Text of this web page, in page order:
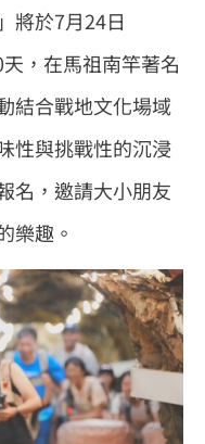
將於7月24日
，在馬祖南竿著名
結合戰地文化場域
性與挑戰性的沉浸
名，邀請大小朋友
樂趣。